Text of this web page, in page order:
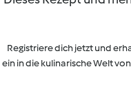
Registriere dich jetzt und
ein in die kulinarische Welt